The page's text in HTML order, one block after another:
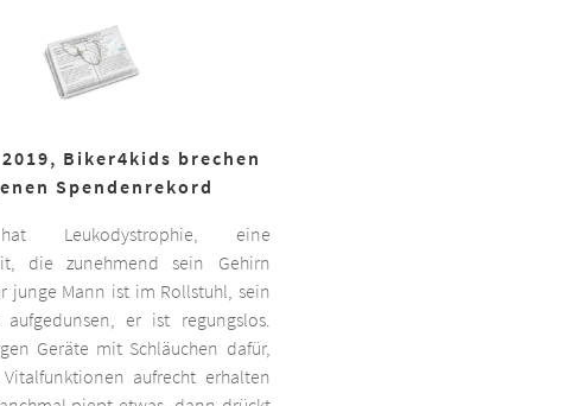
Biker4kids brechen
Spendenrekord
Leukodystrophie, eine
die zunehmend sein Gehirn
junge Mann ist im Rollstuhl, sein
aufgedunsen, er ist regungslos.
Geräte mit Schläuchen dafür,
Vitalfunktionen aufrecht erhalten